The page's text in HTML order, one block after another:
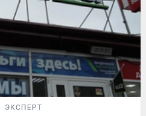
ЭКСПЕРТ